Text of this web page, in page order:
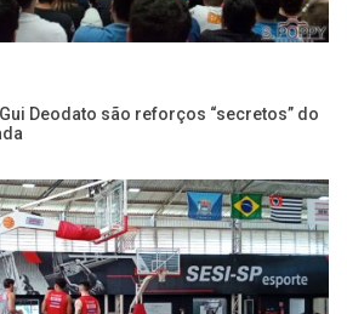
Deodato são reforços “secretos” do